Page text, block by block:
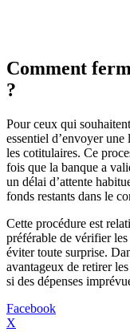
Comment
?
Pour ceux qui
essentiel d’envoyer
les cotitulaires. Ce
fois que la banque a
un délai d’attente
fonds restants dans le
Cette procédure est
préférable de vérifier
éviter toute surprise.
avantageux de retirer
si des dépenses
Facebook
X